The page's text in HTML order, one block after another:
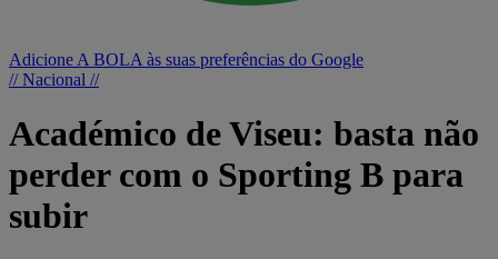
Adicione A BOLA às suas preferências do Google
// Nacional //
Académico de Viseu: basta não
perder com o Sporting B para
subir